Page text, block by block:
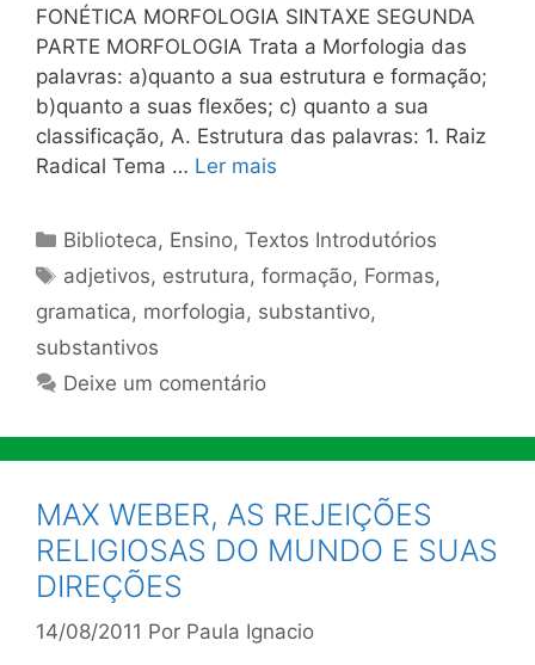
FONÉTICA MORFOLOGIA SINTAXE SEGUNDA
PARTE MORFOLOGIA Trata a Morfologia das
palavras: a)quanto a sua estrutura e formação;
b)quanto a suas flexões; c) quanto a sua
classificação, A. Estrutura das palavras: 1. Raiz
Radical Tema … Ler mais
Categorias
Biblioteca, Ensino,Textos Introdutórios
Tags
adjetivos, estrutura,formação, Formas,
gramatica, morfologia, substantivo,
substantivos
Deixe um comentário
MAX WEBER, AS REJEIÇÕES
RELIGIOSAS DO MUNDO E SUAS
DIREÇÕES
14/08/2011 Por Paula Ignacio